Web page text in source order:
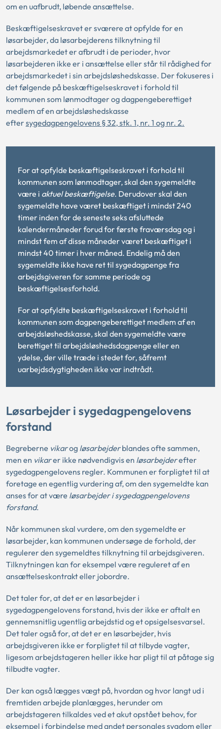
om en uafbrudt, løbende ansættelse.
Beskæftigelseskravet er sværere at opfylde for en
løsarbejder, da løsarbejderens tilknytning til
arbejdsmarkedet er afbrudt i de perioder, hvor
løsarbejderen ikke er i ansættelse eller står til rådighed for
arbejdsmarkedet i sin arbejdsløshedskasse. Der fokuseres i
det følgende på beskæftigelseskravet i forhold til
kommunen som lønmodtager og dagpengeberettiget
medlem af en arbejdsløshedskasse
eftersygedagpengelovens § 32, stk. 1, nr. 1 og nr. 2.
For at opfylde beskæftigelseskravet i forhold til
kommunen som lønmodtager, skal den sygemeldte
være i aktuel beskæftigelse. Derudover skal den
sygemeldte have været beskæftiget i mindst 240
timer inden for de seneste seks afsluttede
kalendermåneder forud for første fraværsdag og i
mindst fem af disse måneder været beskæftiget i
mindst 40 timer i hver måned. Endelig må den
sygemeldte ikke have ret til sygedagpenge fra
arbejdsgiveren for samme periode og
beskæftigelsesforhold.
For at opfyldte beskæftigelseskravet i forhold til
kommunen som dagpengeberettiget medlem af en
arbejdsløshedskasse, skal den sygemeldte være
berettiget til arbejdsløshedsdagpenge eller en
ydelse, der ville træde i stedet for, såfremt
uarbejdsdygtigheden ikke var indtrådt.
Løsarbejder i sygedagpengelovens
forstand
Begreberne vikarog løsarbejder blandes ofte sammen,
men en vikarer ikke nødvendigvis en løsarbejderefter
sygedagpengelovens regler. Kommunen er forpligtet til at
foretage en egentlig vurdering af, om den sygemeldte kan
anses for at være løsarbejder i sygedagpengelovens
forstand.
Når kommunen skal vurdere, om den sygemeldte er
løsarbejder, kan kommunen undersøge de forhold, der
regulerer den sygemeldtes tilknytning til arbejdsgiveren.
Tilknytningen kan for eksempel være reguleret af en
ansættelseskontrakt eller jobordre.
Det taler for, at det er en løsarbejder i
sygedagpengelovens forstand, hvis der ikke er aftalt en
gennemsnitlig ugentlig arbejdstid og et opsigelsesvarsel.
Det taler også for, at det er en løsarbejder, hvis
arbejdsgiveren ikke er forpligtet til at tilbyde vagter,
ligesom arbejdstageren heller ikke har pligt til at påtage sig
tilbudte vagter.
Der kan også lægges vægt på, hvordan og hvor langt ud i
fremtiden arbejde planlægges, herunder om
arbejdstageren tilkaldes ved et akut opstået behov, for
eksempel i forbindelse med andet personales sygdom eller